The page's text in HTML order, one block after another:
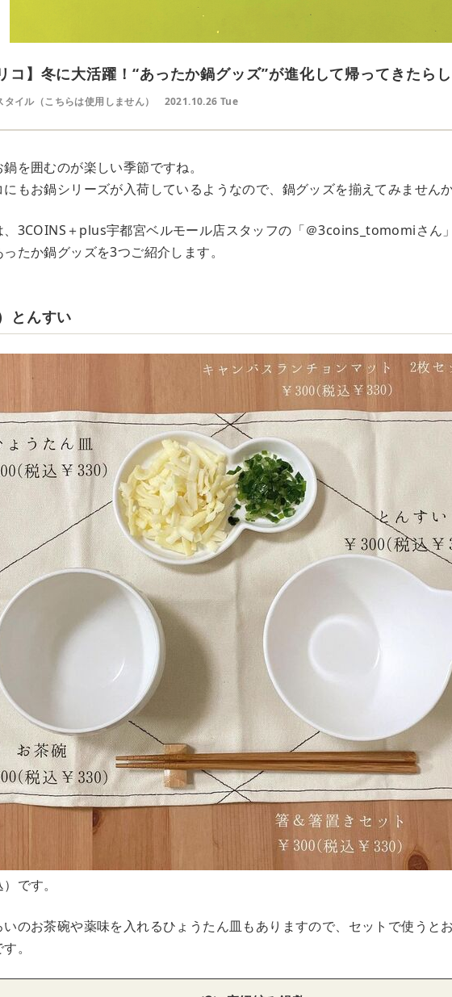
リコ】冬に大活躍！“あったか鍋グッズ”が進化して帰ってきたら
タイル（こちらは使用しません） 2021.10.26 Tue
を囲むのが楽しい季節ですね。
にもお鍋シリーズが入荷しているようなので、鍋グッズを揃えてみません
、3COINS＋plus宇都宮ベルモール店スタッフの「＠3coins_tomomiさん
ったか鍋グッズを3つご紹介します。
とんすい
）です。
いのお茶碗や薬味を入れるひょうたん皿もありますので、セットで使うと
。